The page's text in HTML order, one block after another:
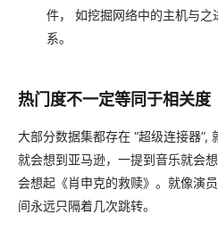
件， 如挖掘网络中的主机与
系。
热门度不一定等同于相关度
大部分数据集都存在 “超级连接器”,
就会想到亚马逊，一提到音乐就会
会想起《肖申克的救赎》。就像演
间永远只隔着几次跳转。